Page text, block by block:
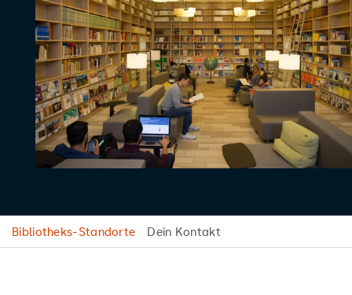
Bibliotheks-Standorte Dein Kontakt